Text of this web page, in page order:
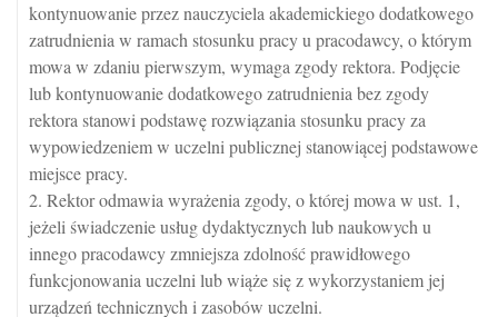
kontynuowanie przez nauczyciela akademickiego dodatkowego
zatrudnienia w ramach stosunku pracy u pracodawcy, o którym
mowa w zdaniu pierwszym, wymaga zgody rektora. Podjęcie
lub kontynuowanie dodatkowego zatrudnienia bez zgody
rektora stanowi podstawę rozwiązania stosunku pracy za
wypowiedzeniem w uczelni publicznej stanowiącej podstawowe
miejsce pracy.
2. Rektor odmawia wyrażenia zgody, o której mowa w ust. 1,
jeżeli świadczenie usług dydaktycznych lub naukowych u
innego pracodawcy zmniejsza zdolność prawidłowego
funkcjonowania uczelni lub wiąże się z wykorzystaniem jej
urządzeń technicznych i zasobów uczelni.